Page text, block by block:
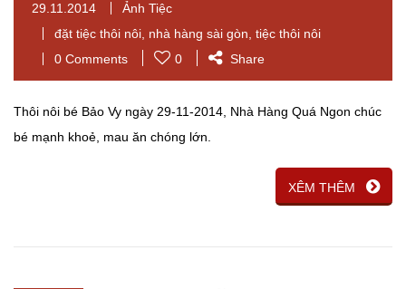
29.11.2014
Ảnh Tiệc
đặt tiệc thôi nôi nhà hàng sài gòn tiệc thôi nôi
0 Comments
0 Share
Thôi nôi bé Bảo Vy ngày 29-11-2014, Nhà Hàng Quá Ngon chúc
bé mạnh khoẻ, mau ăn chóng lớn.
XÊM THÊM